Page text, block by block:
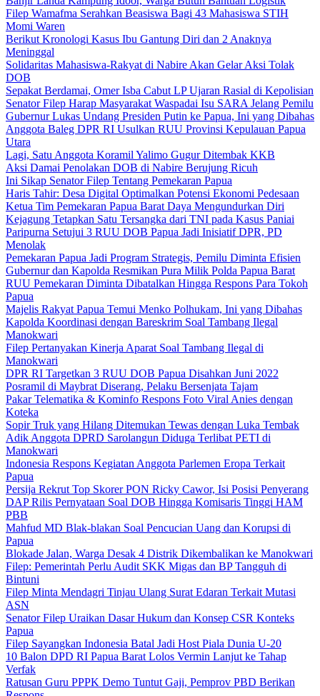
Filep Wamafma Serahkan Beasiswa Bagi 43 Mahasiswa STIH
Momi Waren
Berikut Kronologi Kasus Ibu Gantung Diri dan 2 Anaknya
Meninggal
Solidaritas Mahasiswa-Rakyat di Nabire Akan Gelar Aksi Tolak
DOB
Sepakat Berdamai, Omer Isba Cabut LP Ujaran Rasial di Kepolisian
Senator Filep Harap Masyarakat Waspadai Isu SARA Jelang Pemilu
Gubernur Lukas Undang Presiden Putin ke Papua, Ini yang Dibahas
Anggota Baleg DPR RI Usulkan RUU Provinsi Kepulauan Papua
Utara
Lagi, Satu Anggota Koramil Yalimo Gugur Ditembak KKB
Aksi Damai Penolakan DOB di Nabire Berujung Ricuh
Ini Sikap Senator Filep Tentang Pemekaran Papua
Haris Tahir: Desa Digital Optimalkan Potensi Ekonomi Pedesaan
Ketua Tim Pemekaran Papua Barat Daya Mengundurkan Diri
Kejagung Tetapkan Satu Tersangka dari TNI pada Kasus Paniai
Paripurna Setujui 3 RUU DOB Papua Jadi Inisiatif DPR, PD
Menolak
Pemekaran Papua Jadi Program Strategis, Pemilu Diminta Efisien
Gubernur dan Kapolda Resmikan Pura Milik Polda Papua Barat
RUU Pemekaran Diminta Dibatalkan Hingga Respons Para Tokoh
Papua
Majelis Rakyat Papua Temui Menko Polhukam, Ini yang Dibahas
Kapolda Koordinasi dengan Bareskrim Soal Tambang Ilegal
Manokwari
Filep Pertanyakan Kinerja Aparat Soal Tambang Ilegal di
Manokwari
DPR RI Targetkan 3 RUU DOB Papua Disahkan Juni 2022
Posramil di Maybrat Diserang, Pelaku Bersenjata Tajam
Pakar Telematika & Kominfo Respons Foto Viral Anies dengan
Koteka
Sopir Truk yang Hilang Ditemukan Tewas dengan Luka Tembak
Adik Anggota DPRD Sarolangun Diduga Terlibat PETI di
Manokwari
Indonesia Respons Kegiatan Anggota Parlemen Eropa Terkait
Papua
Persija Rekrut Top Skorer PON Ricky Cawor, Isi Posisi Penyerang
DAP Rilis Pernyataan Soal DOB Hingga Komisaris Tinggi HAM
PBB
Mahfud MD Blak-blakan Soal Pencucian Uang dan Korupsi di
Papua
Blokade Jalan, Warga Desak 4 Distrik Dikembalikan ke Manokwari
Filep: Pemerintah Perlu Audit SKK Migas dan BP Tangguh di
Bintuni
Filep Minta Mendagri Tinjau Ulang Surat Edaran Terkait Mutasi
ASN
Senator Filep Uraikan Dasar Hukum dan Konsep CSR Konteks
Papua
Filep Sayangkan Indonesia Batal Jadi Host Piala Dunia U-20
10 Balon DPD RI Papua Barat Lolos Vermin Lanjut ke Tahap
Verfak
Ratusan Guru PPPK Demo Tuntut Gaji, Pemprov PBD Berikan